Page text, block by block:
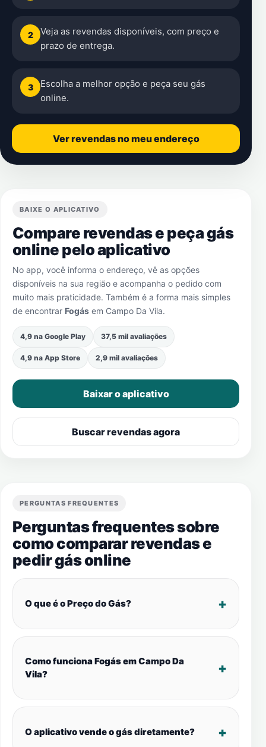
2
Veja as revendas disponíveis, com preço e
prazo de entrega.
3
Escolha a melhor opção e peça seu gás
online.
Ver revendas no meu endereço
BAIXE O APLICATIVO
Compare revendas e peça gás
online pelo aplicativo
No app, você informa o endereço, vê as opções
disponíveis na sua região e acompanha o pedido com
muito mais praticidade. Também é a forma mais simples
de encontrar Fogás em Campo Da Vila.
4,9 na Google Play 37,5 mil avaliações
4,9 na App Store 2,9 mil avaliações
Baixar o aplicativo
Buscar revendas agora
PERGUNTAS FREQUENTES
Perguntas frequentes sobre
como comparar revendas e
pedir gás online
O que é o Preço do Gás?
Como funciona Fogás em Campo Da
Vila?
O aplicativo vende o gás diretamente?